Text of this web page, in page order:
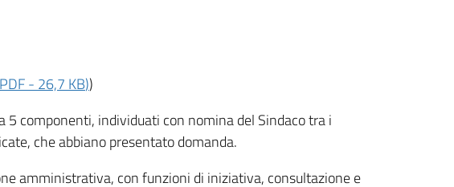
PDF- 26,7 KB))
componenti, individuati con nomina del Sindaco tra i
che abbiano presentato domanda.
amministrativa, con funzioni di iniziativa, consultazione e